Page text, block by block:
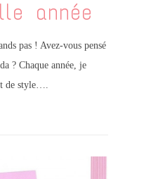
année
pas ! Avez-vous pensé
? Chaque année, je
de style….